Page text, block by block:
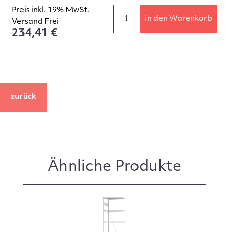
Preis inkl. 19% MwSt.
Versand Frei
234,41 €
In den Warenkorb
zurück
Ähnliche Produkte